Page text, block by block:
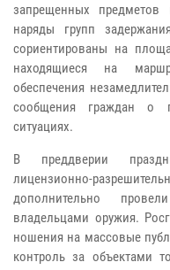
запрещенных
наряды групп
сориентированы на
находящиеся на
обеспечения
сообщения граждан о
ситуациях.
В преддверии
лицензионно-
дополнительно
владельцами оружия.
ношения на массовые
контроль за объектами